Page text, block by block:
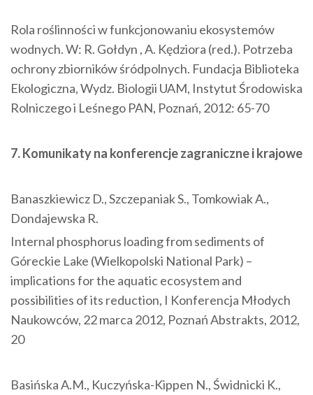
Rola roślinności w funkcjonowaniu ekosystemów
wodnych. W: R. Gołdyn , A. Kędziora (red.). Potrzeba
ochrony zbiorników śródpolnych. Fundacja Biblioteka
Ekologiczna, Wydz. Biologii UAM, Instytut Środowiska
Rolniczego i Leśnego PAN, Poznań, 2012: 65-70
7. Komunikaty na konferencje zagraniczne i krajowe
Banaszkiewicz D., Szczepaniak S., Tomkowiak A.,
Dondajewska R.
Internal phosphorus loading from sediments of
Góreckie Lake (Wielkopolski National Park) –
implications for the aquatic ecosystem and
possibilities of its reduction, I Konferencja Młodych
Naukowców, 22 marca 2012, Poznań Abstrakts, 2012,
20
Basińska A.M., Kuczyńska-Kippen N., Świdnicki K.,